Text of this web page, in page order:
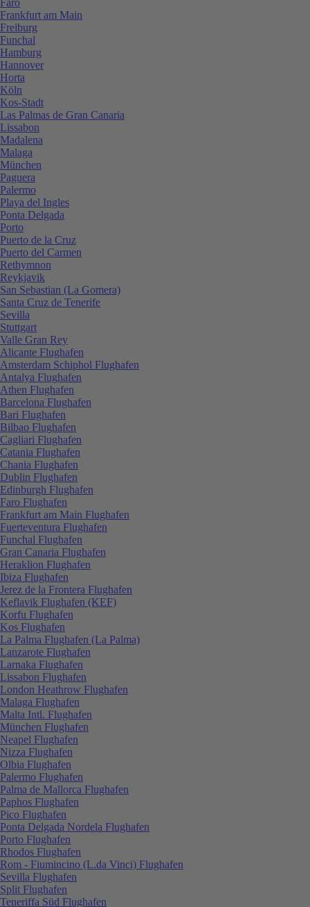
Frankfurt am Main
Freiburg
Funchal
Hamburg
Hannover
Horta
Köln
Kos-Stadt
Las Palmas de Gran Canaria
Lissabon
Madalena
Malaga
München
Paguera
Palermo
Playa del Ingles
Ponta Delgada
Porto
Puerto de la Cruz
Puerto del Carmen
Rethymnon
Reykjavik
San Sebastian (La Gomera)
Santa Cruz de Tenerife
Sevilla
Stuttgart
Valle Gran Rey
Alicante Flughafen
Amsterdam Schiphol Flughafen
Antalya Flughafen
Athen Flughafen
Barcelona Flughafen
Bari Flughafen
Bilbao Flughafen
Cagliari Flughafen
Catania Flughafen
Chania Flughafen
Dublin Flughafen
Edinburgh Flughafen
Faro Flughafen
Frankfurt am Main Flughafen
Fuerteventura Flughafen
Funchal Flughafen
Gran Canaria Flughafen
Heraklion Flughafen
Ibiza Flughafen
Jerez de la Frontera Flughafen
Keflavik Flughafen (KEF)
Korfu Flughafen
Kos Flughafen
La Palma Flughafen (La Palma)
Lanzarote Flughafen
Larnaka Flughafen
Lissabon Flughafen
London Heathrow Flughafen
Malaga Flughafen
Malta Intl. Flughafen
München Flughafen
Neapel Flughafen
Nizza Flughafen
Olbia Flughafen
Palermo Flughafen
Palma de Mallorca Flughafen
Paphos Flughafen
Pico Flughafen
Ponta Delgada Nordela Flughafen
Porto Flughafen
Rhodos Flughafen
Rom - Fiumincino (L.da Vinci) Flughafen
Sevilla Flughafen
Split Flughafen
Teneriffa Süd Flughafen